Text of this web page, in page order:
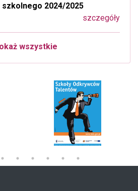
2024/2025
szczegóły
wszystkie